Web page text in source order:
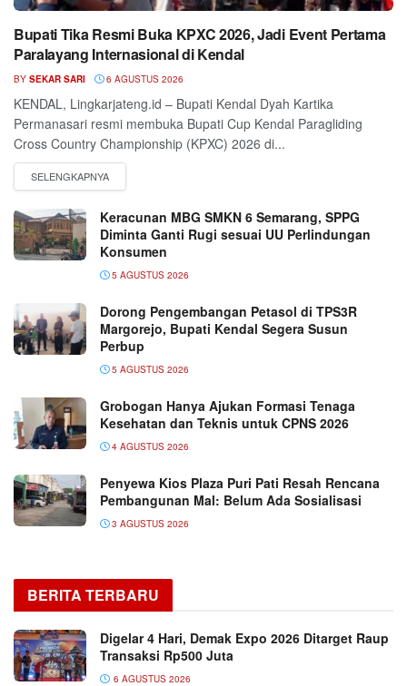
Bupati Tika Resmi Buka KPXC 2026, Jadi Event Pertama
Paralayang Internasional di Kendal
BY SEKAR SARI 6 AGUSTUS 2026
KENDAL, Lingkarjateng.id – Bupati Kendal Dyah Kartika
Permanasari resmi membuka Bupati Cup Kendal Paragliding
Cross Country Championship (KPXC) 2026 di...
Keracunan MBG SMKN 6 Semarang, SPPG
Diminta Ganti Rugi sesuai UU Perlindungan
Konsumen
5 AGUSTUS 2026
Dorong Pengembangan Petasol di TPS3R
Margorejo, Bupati Kendal Segera Susun
Perbup
5 AGUSTUS 2026
Grobogan Hanya Ajukan Formasi Tenaga
Kesehatan dan Teknis untuk CPNS 2026
4 AGUSTUS 2026
Penyewa Kios Plaza Puri Pati Resah Rencana
Pembangunan Mal: Belum Ada Sosialisasi
3 AGUSTUS 2026
BERITA TERBARU
Digelar 4 Hari, Demak Expo 2026 Ditarget Raup
Transaksi Rp500 Juta
6 AGUSTUS 2026